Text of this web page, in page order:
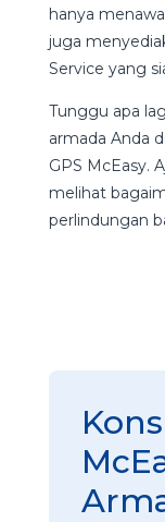
hanya
juga
Service yang
Tunggu apa
armada Anda
GPS McEasy.
melihat
perlindungan